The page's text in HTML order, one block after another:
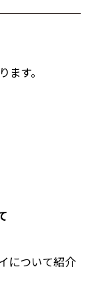
す。
について紹介